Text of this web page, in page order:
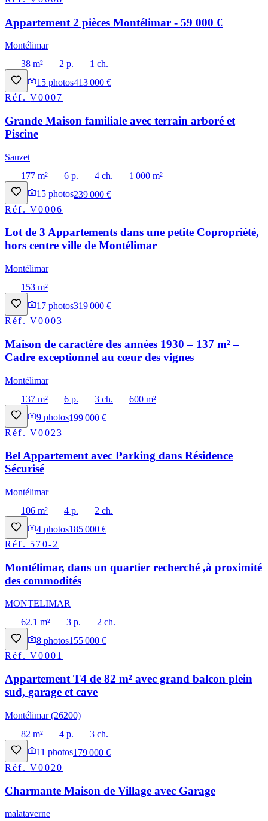
Appartement 2 pièces Montélimar - 59 000 €
Montélimar
38 m²
2 p.
1 ch.
15 photos413 000 €
Réf.V0007
Grande Maison familiale avec terrain arboré et
Piscine
Sauzet
177 m²
6 p. 4 ch.
1 000 m²
15 photos239 000 €
Réf.V0006
Lot de 3 Appartements dans une petite Copropriété,
hors centre ville de Montélimar
Montélimar
153 m²
17 photos319 000 €
Réf.V0003
Maison de caractère des années 1930 – 137 m² –
Cadre exceptionnel au cœur des vignes
Montélimar
137 m²
6 p. 3 ch.
600 m²
9 photos199 000 €
Réf.V0023
Bel Appartement avec Parking dans Résidence
Sécurisé
Montélimar
106 m²
4 p.
2 ch.
4 photos185 000 €
Réf. 570-2
Montélimar, dans un quartier recherché ,à proximité
des commodités
MONTELIMAR
62.1 m²
3 p.
2 ch.
8 photos155 000 €
Réf.V0001
Appartement T4 de 82 m² avec grand balcon plein
sud, garage et cave
Montélimar (26200)
82 m²
4 p.
3 ch.
11 photos179 000 €
Réf.V0020
Charmante Maison de Village avec Garage
malataverne